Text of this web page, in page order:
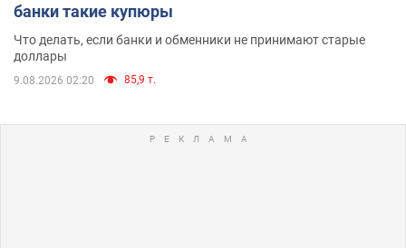
банки такие купюры
Что делать, если банки и обменники не принимают старые
доллары
9.08.2026 02:20 85,9 т.